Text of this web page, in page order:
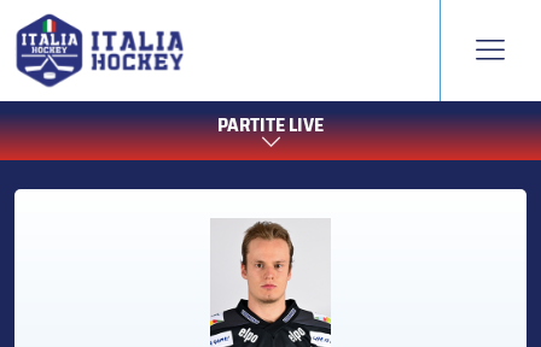
PARTITE LIVE